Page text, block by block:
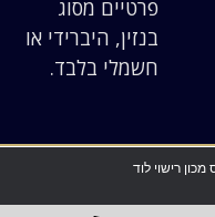
פרטיים מסוג
בנזין, היברידי או
חשמלי בלבד.
רישוי לוד